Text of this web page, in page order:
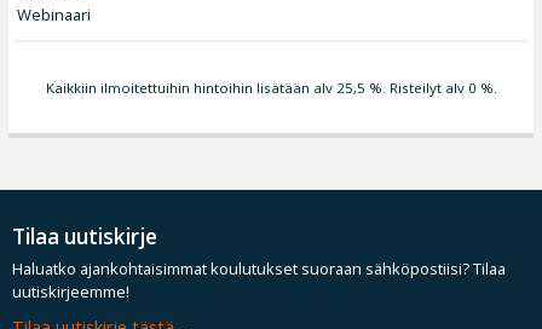
Webinaari
Kaikkiin ilmoitettuihin hintoihin lisätään alv 25,5 %. Risteilyt alv 0 %.
Tilaa uutiskirje
Haluatko ajankohtaisimmat koulutukset suoraan sähköpostiisi? Tilaa
uutiskirjeemme!